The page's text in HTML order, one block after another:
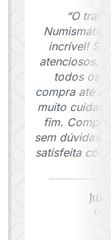
“O
incrível!
atenciosos,
todos os
compra até a
muito
fim.
sem dúvidas,
satisfeita com
03/